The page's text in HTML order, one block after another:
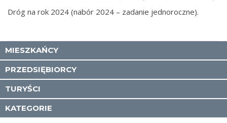
Dróg na rok 2024 (nabór 2024 – zadanie jednoroczne).
MIESZKAŃCY
PRZEDSIĘBIORCY
TURYŚCI
KATEGORIE